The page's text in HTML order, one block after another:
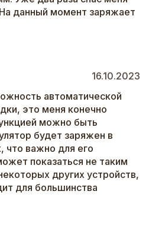
данный момент заряжает
16.10.2023
автоматической
это меня конечно
можно быть
будет заряжен в
что важно для его
показаться не таким
других устройств,
для большинства